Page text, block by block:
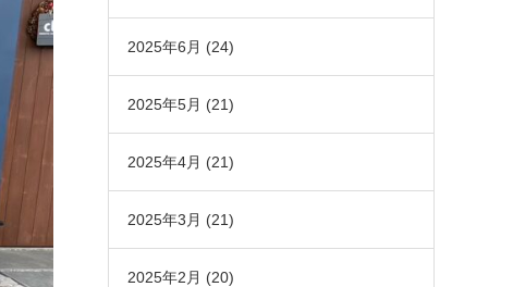
2025年6月 (24)
2025年5月 (21)
2025年4月 (21)
2025年3月 (21)
2025年2月 (20)